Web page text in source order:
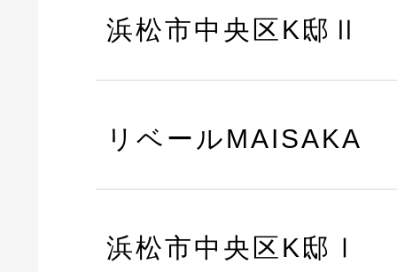
浜松市中央区K邸Ⅱ
リベールMAISAKA
浜松市中央区K邸Ⅰ